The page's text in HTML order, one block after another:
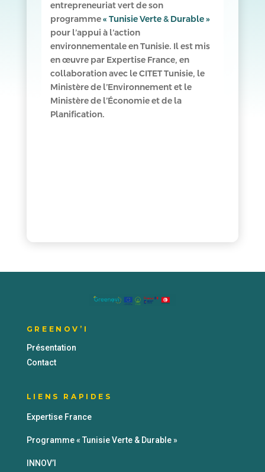
entrepreneuriat vert de son
programme« Tunisie Verte & Durable »
pour l’appui à l’action
environnementale en Tunisie. Il est mis
en œuvre par Expertise France, en
collaboration avec le CITET Tunisie, le
Ministère de l’Environnement et le
Ministère de l’Économie et de la
Planification.
GREENOV’I
Présentation
Contact
LIENS RAPIDES
Expertise France
Programme « Tunisie Verte & Durable »
INNOV’I